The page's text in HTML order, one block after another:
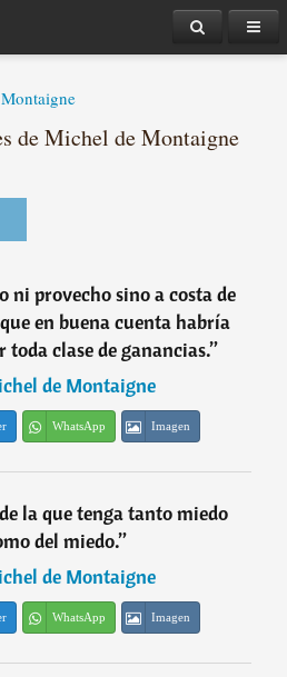
de Michel de Montaigne
ni provecho sino a costa de
en buena cuenta habría
toda clase de ganancias.”
de Montaigne
WhatsApp Imagen
la que tenga tanto miedo
del miedo.”
de Montaigne
WhatsApp Imagen